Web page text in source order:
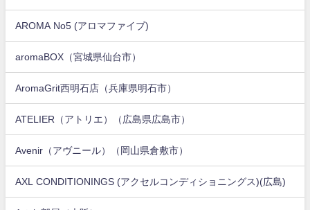
AROMA No5 (アロマファイブ)
aromaBOX（宮城県仙台市）
AromaGrit西明石店（兵庫県明石市）
ATELIER（アトリエ）（広島県広島市）
Avenir（アヴニール）（岡山県倉敷市）
AXL CONDITIONINGS (アクセルコンディショニングス)(広島)